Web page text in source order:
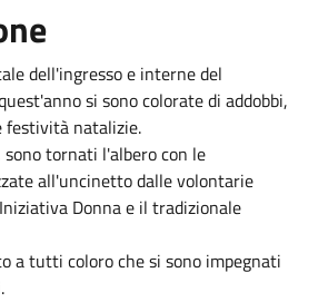
dell'ingresso e interne del
si sono colorate di addobbi,
festività natalizie.
tornati l'albero con le
all'uncinetto dalle volontarie
Donna e il tradizionale
a tutti coloro che si sono impegnati